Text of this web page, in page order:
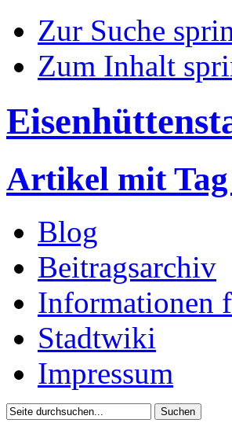
Zur Suche
Zum Inhalt
Artikel mit
Blog
Beitragsarchiv
Informationen
Stadtwiki
Impressum